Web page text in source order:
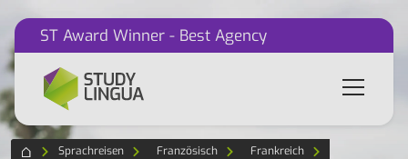
ST Award Winner - Best Agency
Sprachreisen Französisch
Frankreich